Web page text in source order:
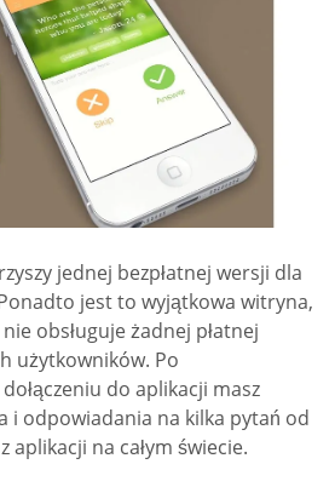
jednej bezpłatnej wersji dla
jest to wyjątkowa witryna,
obsługuje żadnej płatnej
użytkowników. Po
do aplikacji masz
i odpowiadania na kilka pytań od
aplikacji na całym świecie.